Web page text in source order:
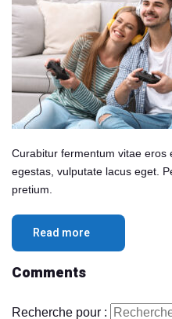
Curabitur fermentum vitae eros
egestas, vulputate lacus eget.
pretium.
Read more
Comments
Recherche pour :